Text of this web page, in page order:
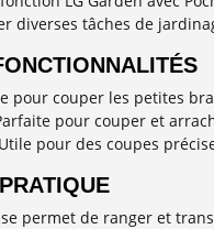
diverses tâches de
pour couper les petites
pour couper et
pour des coupes
permet de ranger et